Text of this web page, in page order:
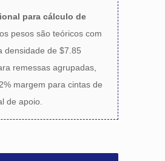
para cálculo de
pesos são teóricos com
densidade de $7.85
remessas agrupadas,
margem para cintas de
de apoio.